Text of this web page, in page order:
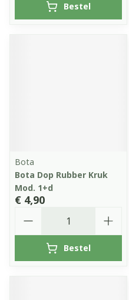
Bestel
Bota
Bota Dop Rubber Kruk
Mod. 1+d
€ 4,90
Bestel